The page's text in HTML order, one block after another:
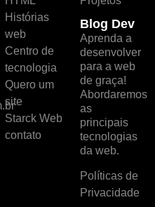
Histórias
web
Centro de
tecnologia
Quero um
site
Starck Web
contato
Blog Dev
Aprenda a
desenvolver
para a web
de graça!
Abordaremos
as
principais
tecnologias
da web.
Políticas de
Privacidade